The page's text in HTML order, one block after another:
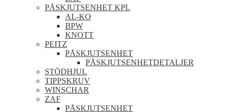
PÅSKJUTSENHET KPL
AL-KO
BPW
KNOTT
PEITZ
PÅSKJUTSENHET
PÅSKJUTSENHETDETALJER
STÖDHJUL
TIPPSKRUV
WINSCHAR
ZAF
PÅSKJUTSENHET